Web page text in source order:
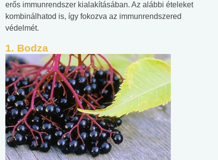
erős immunrendszer kialakításában. Az alábbi ételeket
kombinálhatod is, így fokozva az immunrendszered
védelmét.
1. Bodza